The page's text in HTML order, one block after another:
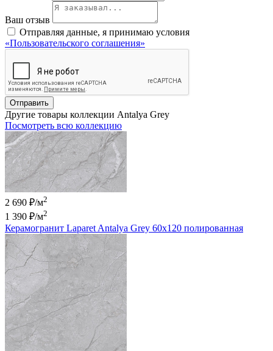
Ваш отзыв
Отправляя данные, я принимаю условия
«Пользовательского соглашения»
Отправить
Другие товары коллекции Antalya Grey
Посмотреть всю коллекцию
2 690 ₽/м2
1 390 ₽/м2
Керамогранит Laparet Antalya Grey 60х120 полированная